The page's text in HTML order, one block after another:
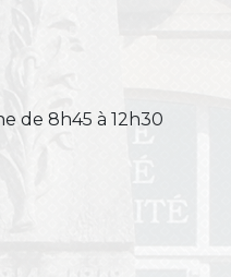
de 8h45 à 12h30